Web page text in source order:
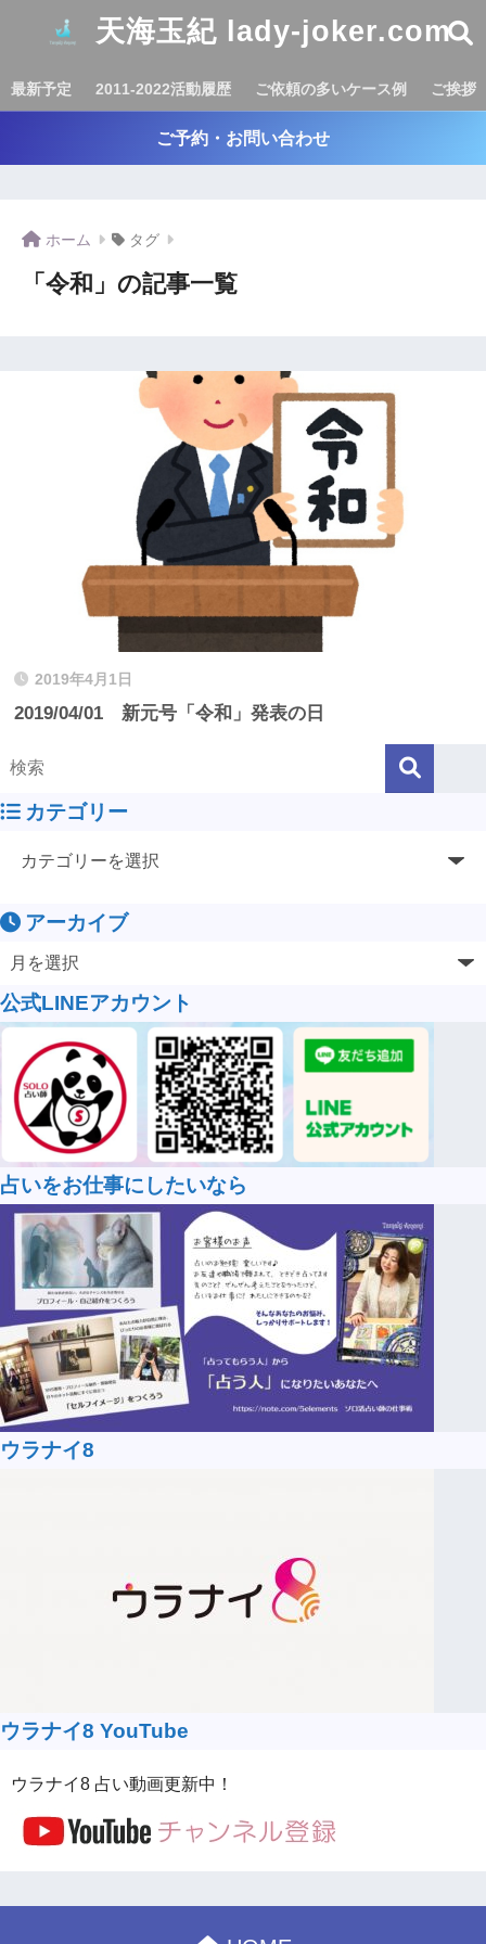
天海玉紀 lady-joker.com
最新予定 2011-2022活動履歴 ご依頼の多いケース例 ご挨拶
ご予約・お問い合わせ
ホーム タグ
「令和」の記事一覧
2019年4月1日
2019/04/01 新元号「令和」発表の日
カテゴリー
アーカイブ
公式LINEアカウント
占いをお仕事にしたいなら
ウラナイ8
ウラナイ8 YouTube
ウラナイ8 占い動画更新中！